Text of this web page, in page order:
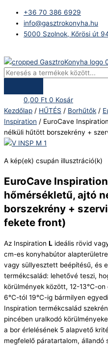
content
+36 70 386 6929
info@gasztrokonyha.hu
5000 Szolnok, Kőrösi út
search
0,00 Ft 0 Kosár
Kezdőlap / HŰTÉS / Borhűtők /
Inspiration / EuroCave
nélküli hűtött borszekrény +
A kép(ek) csupán illusztráció(k)
EuroCave
hőmérsékletű, ajtó
borszekrény +
fekete front)
Az Inspiration L ideális rövid
cm-es konyhabútor
vagy süllyesztett beépítésű, és
termékcsalád: lehetővé teszi,
körülmények között, 12-13°C-
6°C-tól 19°C-ig bármilyen
Inspiration termékcsalád
pincében uralkodó
a bor érlelésének 5 alapvető
megfelelő páratartalom, állandó
Inspiration
V-
INSP-
egy
hőmérsékletű,
ajtó
hűtött
borszekrény
+
szerviz
polc
pakk
(fényes
fekete
mennyiség